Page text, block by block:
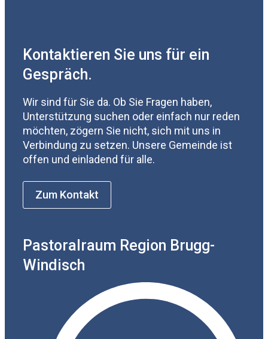
Kontaktieren Sie uns für ein
Gespräch.
Wir sind für Sie da. Ob Sie Fragen haben,
Unterstützung suchen oder einfach nur reden
möchten, zögern Sie nicht, sich mit uns in
Verbindung zu setzen. Unsere Gemeinde ist
offen und einladend für alle.
Zum Kontakt
Pastoralraum Region Brugg-
Windisch